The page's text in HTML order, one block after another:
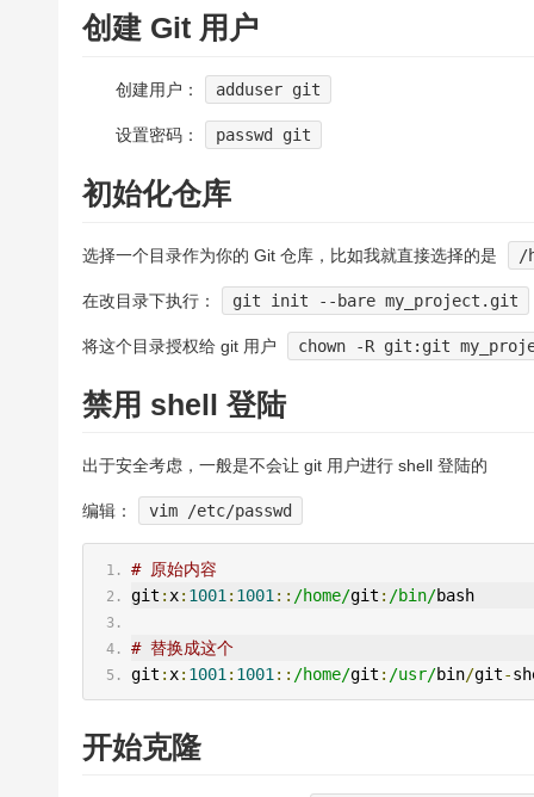
创建 Git 用户
创建用户： adduser git
设置密码： passwd git
初始化仓库
选择一个目录作为你的 Git 仓库，比如我就直接选择的是 /
在改目录下执行： git init --bare my_project.git
将这个目录授权给 git 用户 chown -R git:git
禁用 shell 登陆
出于安全考虑，一般是不会让 git 用户进行 shell 登陆的
编辑： vim /etc/passwd
# 原始内容
git :x: 1001: 1001:: /home/git : /bin/bash
# 替换成这个
git :x: 1001: 1001:: /home/git : /usr/bin/git-
开始克隆